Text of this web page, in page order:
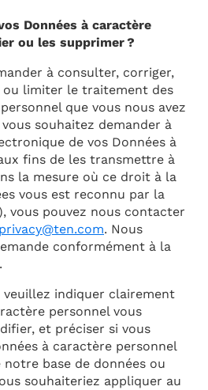
Données à caractère
ou les supprimer ?
à consulter, corriger,
ou limiter le traitement des
que vous nous avez
souhaitez demander à
de vos Données à
fins de les transmettre à
la mesure où ce droit à la
vous est reconnu par la
vous pouvez nous contacter
privacy@ten.com. Nous
conformément à la
veuillez indiquer clairement
personnel vous
et préciser si vous
à caractère personnel
base de données ou
souhaiteriez appliquer au